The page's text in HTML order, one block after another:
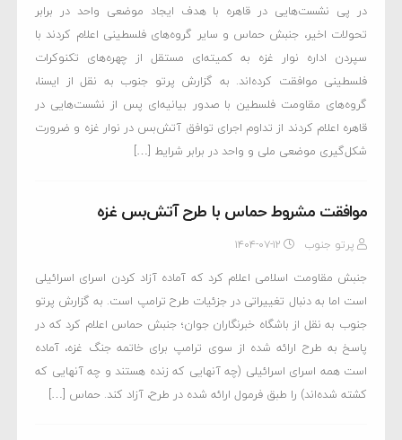
در پی نشست‌هایی در قاهره با هدف ایجاد موضعی واحد در برابر
تحولات اخیر، جنبش حماس و سایر گروه‌های فلسطینی اعلام کردند با
سپردن اداره نوار غزه به کمیته‌ای مستقل از چهره‌های تکنوکرات
فلسطینی موافقت کرده‌اند. به گزارش پرتو جنوب به نقل از ایسنا،
گروه‌های مقاومت فلسطین با صدور بیانیه‌ای پس از نشست‌هایی در
قاهره اعلام کردند از تداوم اجرای توافق آتش‌بس در نوار غزه و ضرورت
شکل‌گیری موضعی ملی و واحد در برابر شرایط […]
موافقت مشروط حماس با طرح آتش‌بس غزه
پرتو جنوب ۱۴۰۴-۰۷-۱۲
جنبش مقاومت اسلامی اعلام کرد که آماده آزاد کردن اسرای اسرائیلی
است اما به دنبال تغییراتی در جزئیات طرح ترامپ است. به گزارش پرتو
جنوب به نقل از باشگاه خبرنگاران جوان؛ جنبش حماس اعلام کرد که در
پاسخ به طرح ارائه شده از سوی ترامپ برای خاتمه جنگ غزه، آماده
است همه اسرای اسرائیلی (چه آنهایی که زنده هستند و چه آنهایی که
کشته شده‌اند) را طبق فرمول ارائه شده در طرح، آزاد کند. حماس […]